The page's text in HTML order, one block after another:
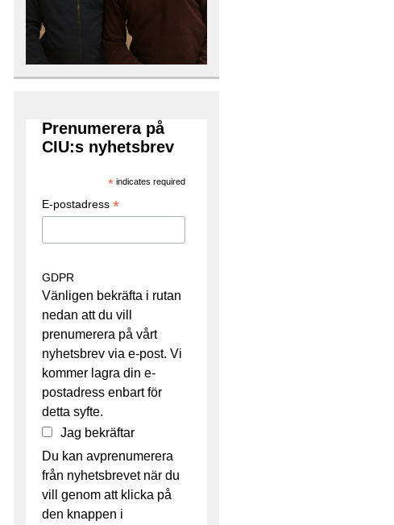
Prenumerera på
CIU:s nyhetsbrev
*indicates required
E-postadress *
GDPR
Vänligen bekräfta i rutan
nedan att du vill
prenumerera på vårt
nyhetsbrev via e-post. Vi
kommer lagra din e-
postadress enbart för
detta syfte.
Jag bekräftar
Du kan avprenumerera
från nyhetsbrevet när du
vill genom att klicka på
den knappen i